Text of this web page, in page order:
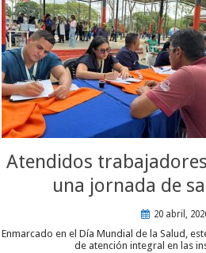
Atendidos
una jornada de
20 abril,
Enmarcado en el Día Mundial de la Salud,
de atención integral en las